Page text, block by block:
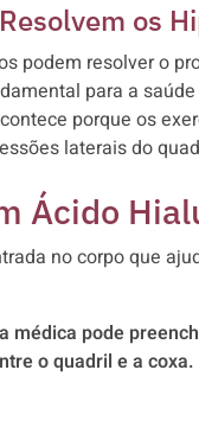
os
podem resolver o
para a
porque os
laterais do
Ácido
no corpo que
pode
o quadril e a coxa.